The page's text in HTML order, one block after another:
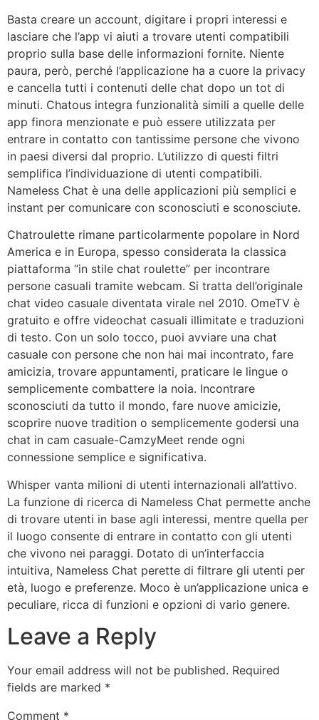
Basta creare un account, digitare i propri interessi e
lasciare che l’app vi aiuti a trovare utenti compatibili
proprio sulla base delle informazioni fornite. Niente
paura, però, perché l’applicazione ha a cuore la privacy
e cancella tutti i contenuti delle chat dopo un tot di
minuti. Chatous integra funzionalità simili a quelle delle
app finora menzionate e può essere utilizzata per
entrare in contatto con tantissime persone che vivono
in paesi diversi dal proprio. L’utilizzo di questi filtri
semplifica l’individuazione di utenti compatibili.
Nameless Chat è una delle applicazioni più semplici e
instant per comunicare con sconosciuti e sconosciute.
Chatroulette rimane particolarmente popolare in Nord
America e in Europa, spesso considerata la classica
piattaforma “in stile chat roulette” per incontrare
persone casuali tramite webcam. Si tratta dell’originale
chat video casuale diventata virale nel 2010. OmeTV è
gratuito e offre videochat casuali illimitate e traduzioni
di testo. Con un solo tocco, puoi avviare una chat
casuale con persone che non hai mai incontrato, fare
amicizia, trovare appuntamenti, praticare le lingue o
semplicemente combattere la noia. Incontrare
sconosciuti da tutto il mondo, fare nuove amicizie,
scoprire nuove tradition o semplicemente godersi una
chat in cam casuale-CamzyMeet rende ogni
connessione semplice e significativa.
Whisper vanta milioni di utenti internazionali all’attivo.
La funzione di ricerca di Nameless Chat permette anche
di trovare utenti in base agli interessi, mentre quella per
il luogo consente di entrare in contatto con gli utenti
che vivono nei paraggi. Dotato di un’interfaccia
intuitiva, Nameless Chat perette di filtrare gli utenti per
età, luogo e preferenze. Moco è un’applicazione unica e
peculiare, ricca di funzioni e opzioni di vario genere.
Leave a Reply
Your email address will not be published. Required
fields are marked *
Comment *